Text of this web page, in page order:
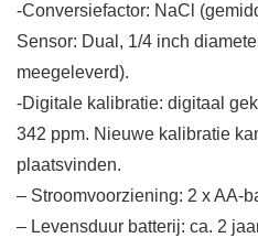
-Conversiefactor: NaCl
Sensor: Dual, 1/4 inch
meegeleverd).
-Digitale kalibratie: digitaal
342 ppm. Nieuwe kalibratie
plaatsvinden.
– Stroomvoorziening: 2 x AA-
– Levensduur batterij: ca. 2